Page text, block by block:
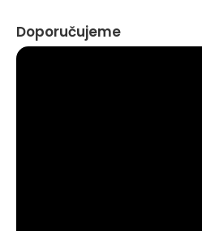
Doporučujeme